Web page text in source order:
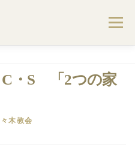
メニュー
・S 「2つの家
木教会